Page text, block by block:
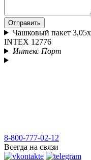
Отправить
Чашковый пакет
INTEX 12776
Интекс Порт
8-800-777-02-12
Всегда на связи